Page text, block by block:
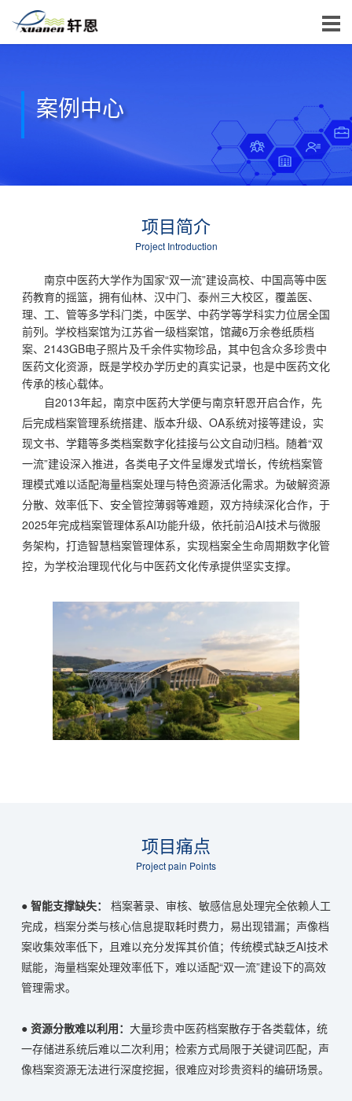
案例中心
项目简介
Project Introduction
南京中医药大学作为国家“双一流”建设高校、中国高等中医
药教育的摇篮，拥有仙林、汉中门、泰州三大校区，覆盖医、
理、工、管等多学科门类，中医学、中药学等学科实力位居全国
前列。学校档案馆为江苏省一级档案馆，馆藏6万余卷纸质档
案、2143GB电子照片及千余件实物珍品，其中包含众多珍贵中
医药文化资源，既是学校办学历史的真实记录，也是中医药文化
传承的核心载体。
自2013年起，南京中医药大学便与南京轩恩开启合作，先
后完成档案管理系统搭建、版本升级、OA系统对接等建设，实
现文书、学籍等多类档案数字化挂接与公文自动归档。随着“双
一流”建设深入推进，各类电子文件呈爆发式增长，传统档案管
理模式难以适配海量档案处理与特色资源活化需求。为破解资源
分散、效率低下、安全管控薄弱等难题，双方持续深化合作，于
2025年完成档案管理体系AI功能升级，依托前沿AI技术与微服
务架构，打造智慧档案管理体系，实现档案全生命周期数字化管
控，为学校治理现代化与中医药文化传承提供坚实支撑。
项目痛点
Project pain Points
● 智能支撑缺失：
档案著录、审核、敏感信息处理完全依赖人工
完成，档案分类与核心信息提取耗时费力，易出现错漏；声像档
案收集效率低下，且难以充分发挥其价值；传统模式缺乏AI技术
赋能，海量档案处理效率低下，难以适配“双一流”建设下的高效
管理需求。
● 资源分散难以利用： 大量珍贵中医药档案散存于各类载体，统
一存储进系统后难以二次利用；检索方式局限于关键词匹配，声
像档案资源无法进行深度挖掘，很难应对珍贵资料的编研场景。